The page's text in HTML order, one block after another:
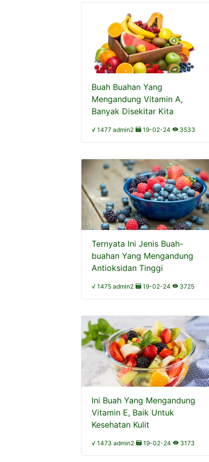
Buah Buahan Yang
Mengandung Vitamin A,
Banyak Disekitar Kita
√ 1477 admin2 19-02-24 3533
Ternyata Ini Jenis Buah-
buahan Yang Mengandung
Antioksidan Tinggi
√ 1475 admin2 19-02-24 3725
Ini Buah Yang Mengandung
Vitamin E, Baik Untuk
Kesehatan Kulit
√ 1473 admin2 19-02-24 3173